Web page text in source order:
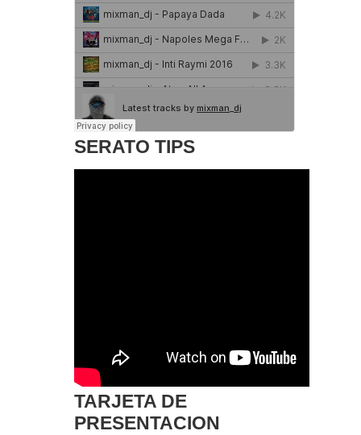
SERATO TIPS
TARJETA DE
PRESENTACION